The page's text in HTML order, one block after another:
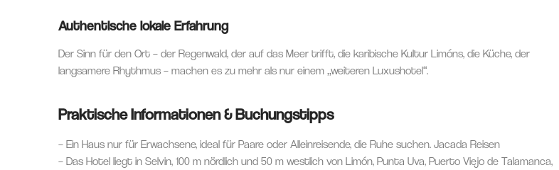
Authentische lokale Erfahrung
Der Sinn für den Ort – der Regenwald, der auf das Meer trifft, die karibische Kultur Limóns, die Küche, der
langsamere Rhythmus – machen es zu mehr als nur einem „weiteren Luxushotel“.
Praktische Informationen & Buchungstipps
– Ein Haus nur für Erwachsene, ideal für Paare oder Alleinreisende, die Ruhe suchen. Jacada Reisen
– Das Hotel liegt in Selvin, 100 m nördlich und 50 m westlich von Limón, Punta Uva, Puerto Viejo de Talamanca,